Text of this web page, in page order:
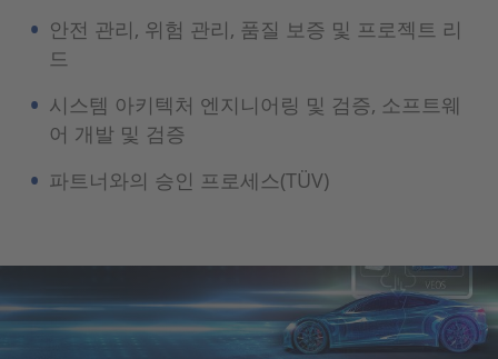
안전 관리, 위험 관리, 품질 보증 및 프로젝트 리
드
시스템 아키텍처 엔지니어링 및 검증, 소프트웨
어 개발 및 검증
파트너와의 승인 프로세스(TÜV)